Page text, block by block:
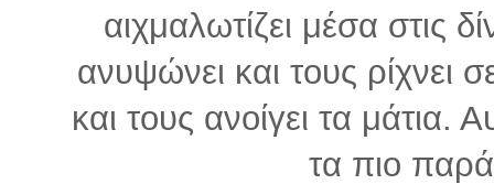
αιχμαλωτίζει μέσα στις
ανυψώνει και τους ρίχνει
και τους ανοίγει τα μάτια.
τα πιο